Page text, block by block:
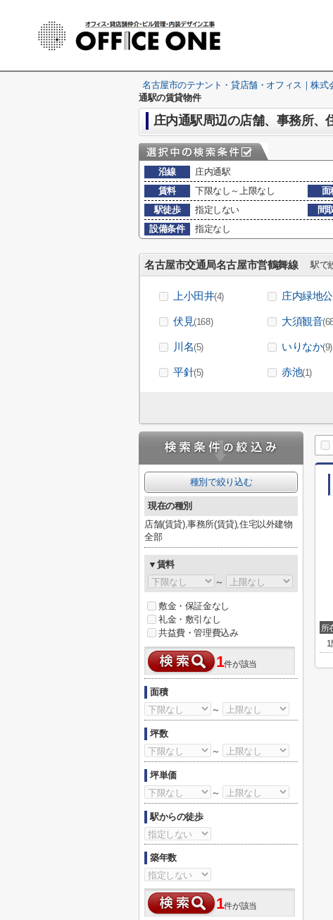
名古屋市のテナント・貸店舗・オフィス｜株式
通駅の賃貸物件
庄内通駅周辺の店舗、事務所、
沿線
庄内通駅
賃料
下限なし～上限なし 面
駅徒歩
指定しない 間
設備条件
指定なし
名古屋市交通局名古屋市営鶴舞線 駅で
上小田井(4) 庄内緑地
伏見(168) 大須観音
川名(5) いりなか(9)
平針(5) 赤池(1)
所
種別で絞り込む
現在の種別
店舗(賃貸),事務所(賃貸),住宅以外建物
全部
▼賃料
～
敷金・保証金なし
礼金・敷引なし
共益費・管理費込み
1件が該当
面積
～
坪数
～
坪単価
～
駅からの徒歩
築年数
1件が該当